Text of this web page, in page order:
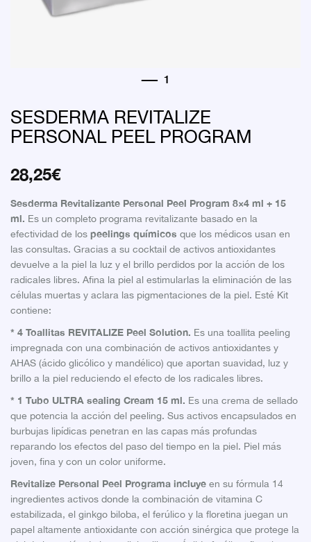
SESDERMA REVITALIZE
PERSONAL PEEL PROGRAM
28,25€
Sesderma Revitalizante Personal Peel Program 8×4 ml + 15
ml. Es un completo programa revitalizante basado en la
efectividad de lospeelings químicos que los médicos usan en
las consultas. Gracias a su cocktail de activos antioxidantes
devuelve a la piel la luz y el brillo perdidos por la acción de los
radicales libres. Afina la piel al estimularlas la eliminación de las
células muertas y aclara las pigmentaciones de la piel. Esté Kit
contiene:
* 4 Toallitas REVITALIZE Peel Solution. Es una toallita peeling
impregnada con una combinación de activos antioxidantes y
AHAS (ácido glicólico y mandélico) que aportan suavidad, luz y
brillo a la piel reduciendo el efecto de los radicales libres.
* 1 Tubo ULTRA sealing Cream 15 ml. Es una crema de sellado
que potencia la acción del peeling. Sus activos encapsulados en
burbujas lipídicas penetran en las capas más profundas
reparando los efectos del paso del tiempo en la piel. Piel más
joven, fina y con un color uniforme.
Revitalize Personal Peel Programa incluyeen su fórmula 14
ingredientes activos donde la combinación de vitamina C
estabilizada, el ginkgo biloba, el ferúlico y la floretina juegan un
papel altamente antioxidante con acción sinérgica que protege la